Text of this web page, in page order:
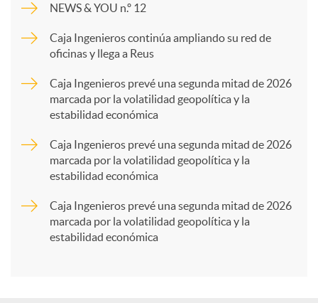
p
a
NEWS & YOU n.º 12
Caja Ingenieros continúa ampliando su red de
oficinas y llega a Reus
Caja Ingenieros prevé una segunda mitad de 2026
marcada por la volatilidad geopolítica y la
estabilidad económica
Caja Ingenieros prevé una segunda mitad de 2026
marcada por la volatilidad geopolítica y la
estabilidad económica
Caja Ingenieros prevé una segunda mitad de 2026
marcada por la volatilidad geopolítica y la
estabilidad económica